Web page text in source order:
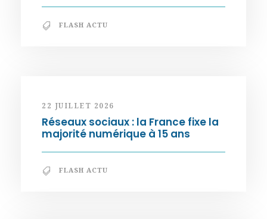
FLASH ACTU
22 JUILLET 2026
Réseaux sociaux : la France fixe la
majorité numérique à 15 ans
FLASH ACTU